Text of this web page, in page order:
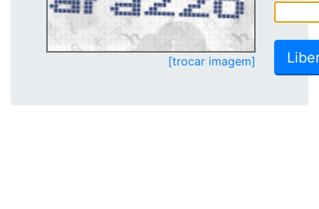
[trocar imagem]